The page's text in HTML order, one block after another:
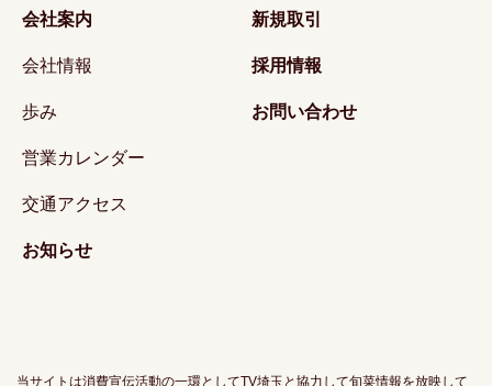
会社案内
会社情報
歩み
営業カレンダー
交通アクセス
お知らせ
新規取引
採用情報
お問い合わせ
当サイトは消費宣伝活動の一環としてTV埼玉と協力して旬菜情報を放映して